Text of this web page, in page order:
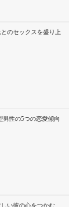
のセックスを盛り上
男性の5つの恋愛傾向